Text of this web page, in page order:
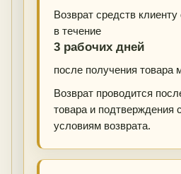
Возврат средств
в течение
3 рабочих дней
после получения товара
Возврат проводится
товара и подтверждения
условиям возврата.